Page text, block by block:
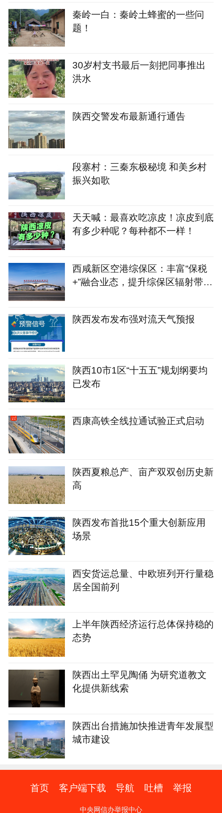
秦岭一白：秦岭土蜂蜜的一些问
题！
30岁村支书最后一刻把同事推出
洪水
陕西交警发布最新通行通告
段寨村：三秦东极秘境 和美乡村
振兴如歌
天天喊：最喜欢吃凉皮！凉皮到底
有多少种呢？每种都不一样！
西咸新区空港综保区：丰富“保税
+”融合业态，提升综保区辐射带动
陕西发布发布强对流天气预报
陕西10市1区“十五五”规划纲要均
已发布
西康高铁全线拉通试验正式启动
陕西夏粮总产、亩产双双创历史新
高
陕西发布首批15个重大创新应用
场景
西安货运总量、中欧班列开行量稳
居全国前列
上半年陕西经济运行总体保持稳的
态势
陕西出土罕见陶俑 为研究道教文
化提供新线索
陕西出台措施加快推进青年发展型
城市建设
首页 客户端下载 导航 吐槽 举报
中央网信办举报中心